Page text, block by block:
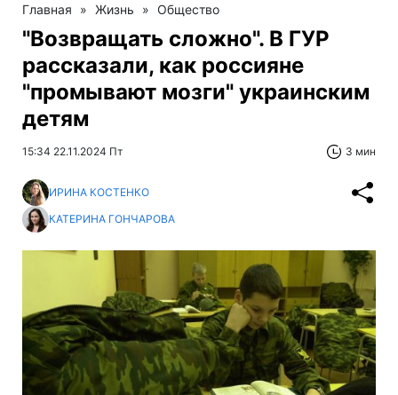
Главная » Жизнь » Общество
"Возвращать сложно". В ГУР
рассказали, как россияне
"промывают мозги" украинским
детям
15:34 22.11.2024 Пт 3 мин
ИРИНА КОСТЕНКО
КАТЕРИНА ГОНЧАРОВА